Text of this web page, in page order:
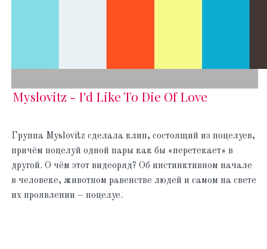
Myslovitz - I'd Like To Die Of Love
Группа Myslovitz сделала клип, состоящий из поцелуев,
причём поцелуй одной пары как бы «перетекает» в
другой. О чём этот видеоряд? Об инстинктивном начале
в человеке, животном равенстве людей и самом на свете
их проявлении – поцелуе.